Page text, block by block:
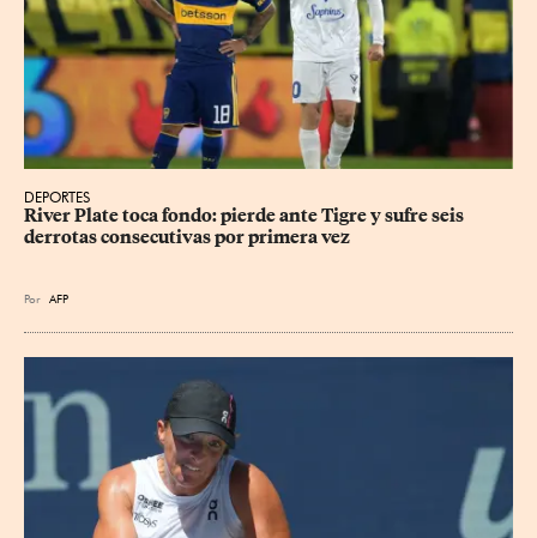
DEPORTES
River Plate toca fondo: pierde ante Tigre y sufre seis
derrotas consecutivas por primera vez
Por AFP